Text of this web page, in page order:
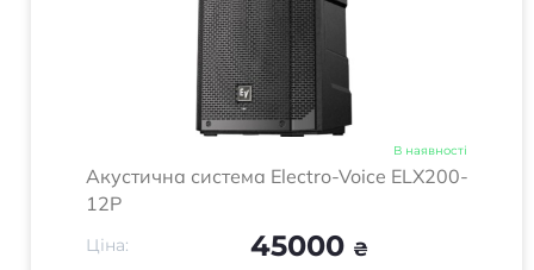
В наявності
Акустична система Electro-Voice ELX200-
12P
Ціна: 45000 ₴